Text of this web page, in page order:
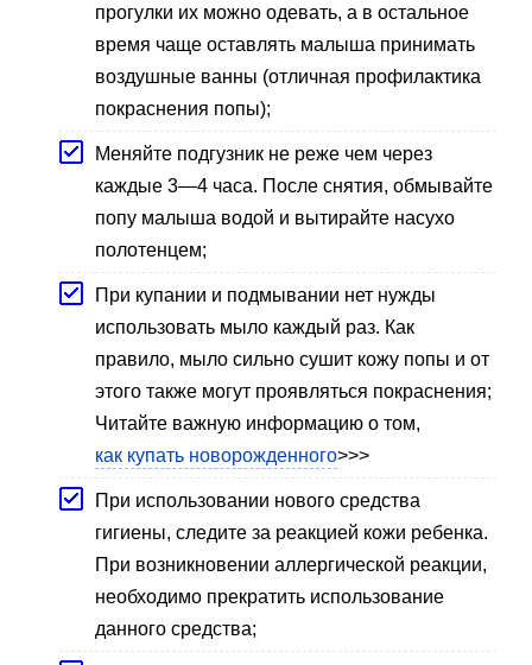
прогулки их можно одевать, а в остальное
время чаще оставлять малыша принимать
воздушные ванны (отличная профилактика
покраснения попы);
Меняйте подгузник не реже чем через
каждые 3—4 часа. После снятия, обмывайте
попу малыша водой и вытирайте насухо
полотенцем;
При купании и подмывании нет нужды
использовать мыло каждый раз. Как
правило, мыло сильно сушит кожу попы и от
этого также могут проявляться покраснения;
Читайте важную информацию о том,
как купать новорожденного>>>
При использовании нового средства
гигиены, следите за реакцией кожи ребенка.
При возникновении аллергической реакции,
необходимо прекратить использование
данного средства;